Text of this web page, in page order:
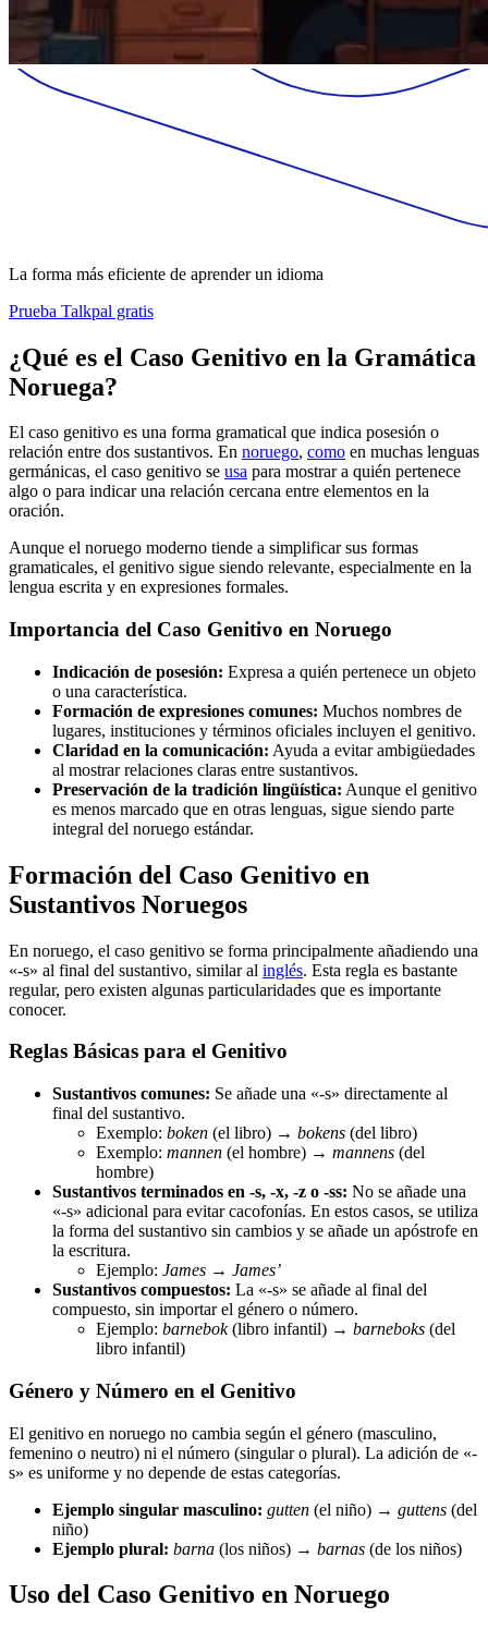
La forma más eficiente de aprender un idioma
Prueba Talkpal gratis
¿Qué es el Caso Genitivo en la Gramática
Noruega?
El caso genitivo es una forma gramatical que indica posesión o
relación entre dos sustantivos. En noruego, como en muchas lenguas
germánicas, el caso genitivo se usa para mostrar a quién pertenece
algo o para indicar una relación cercana entre elementos en la
oración.
Aunque el noruego moderno tiende a simplificar sus formas
gramaticales, el genitivo sigue siendo relevante, especialmente en la
lengua escrita y en expresiones formales.
Importancia del Caso Genitivo en Noruego
Indicación de posesión: Expresa a quién pertenece un objeto
o una característica.
Formación de expresiones comunes: Muchos nombres de
lugares, instituciones y términos oficiales incluyen el genitivo.
Claridad en la comunicación: Ayuda a evitar ambigüedades
al mostrar relaciones claras entre sustantivos.
Preservación de la tradición lingüística: Aunque el genitivo
es menos marcado que en otras lenguas, sigue siendo parte
integral del noruego estándar.
Formación del Caso Genitivo en
Sustantivos Noruegos
En noruego, el caso genitivo se forma principalmente añadiendo una
«-s» al final del sustantivo, similar al inglés. Esta regla es bastante
regular, pero existen algunas particularidades que es importante
conocer.
Reglas Básicas para el Genitivo
Sustantivos comunes: Se añade una «-s» directamente al
final del sustantivo.
Exemplo: boken (el libro) → bokens (del libro)
Exemplo: mannen (el hombre) → mannens (del
hombre)
Sustantivos terminados en -s, -x, -z o -ss: No se añade una
«-s» adicional para evitar cacofonías. En estos casos, se utiliza
la forma del sustantivo sin cambios y se añade un apóstrofe en
la escritura.
Ejemplo: James → James’
Sustantivos compuestos: La «-s» se añade al final del
compuesto, sin importar el género o número.
Ejemplo: barnebok(libro infantil) → barneboks (del
libro infantil)
Género y Número en el Genitivo
El genitivo en noruego no cambia según el género (masculino,
femenino o neutro) ni el número (singular o plural). La adición de «-
s» es uniforme y no depende de estas categorías.
Ejemplo singular masculino: gutten (el niño) → guttens (del
niño)
Ejemplo plural: barna (los niños) → barnas (de los niños)
Uso del Caso Genitivo en Noruego